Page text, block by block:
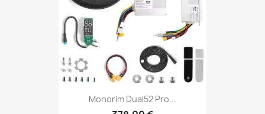
Monorim Dual52 Pro...